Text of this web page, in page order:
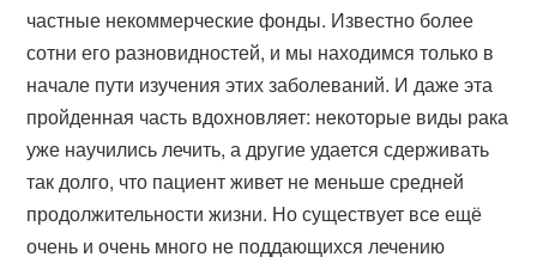
частные некоммерческие фонды. Известно более
сотни его разновидностей, и мы находимся только в
начале пути изучения этих заболеваний. И даже эта
пройденная часть вдохновляет: некоторые виды рака
уже научились лечить, а другие удается сдерживать
так долго, что пациент живет не меньше средней
продолжительности жизни. Но существует все ещё
очень и очень много не поддающихся лечению